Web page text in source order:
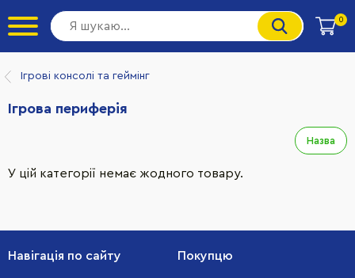
0
Ігрові консолі та геймінг
Ігрова периферія
Назва
У цій категорії немає жодного товару.
Навігація по сайту Покупцю